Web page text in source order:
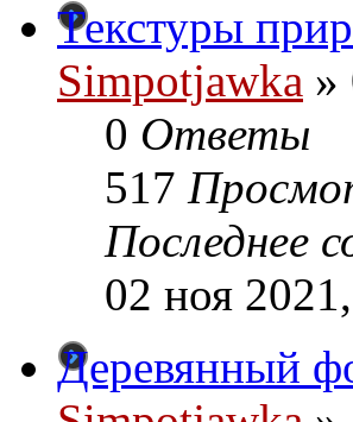
Текстуры
Simpotjawka »
0 Ответы
517
Последнее
02 ноя
Деревянный